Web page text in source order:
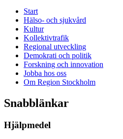
Start
Hälso- och sjukvård
Kultur
Kollektivtrafik
Regional utveckling
Demokrati och politik
Forskning och innovation
Jobba hos oss
Om Region Stockholm
Snabblänkar
Hjälpmedel